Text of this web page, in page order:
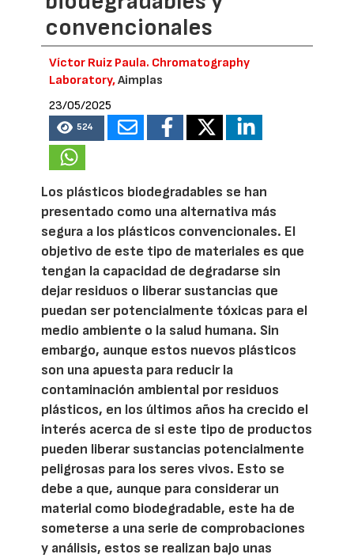
convencionales
Víctor Ruiz Paula. Chromatography
Laboratory,Aimplas
23/05/2025
524
Los plásticos biodegradables se han
presentado como una alternativa más
segura a los plásticos convencionales. El
objetivo de este tipo de materiales es que
tengan la capacidad de degradarse sin
dejar residuos o liberar sustancias que
puedan ser potencialmente tóxicas para el
medio ambiente o la salud humana. Sin
embargo, aunque estos nuevos plásticos
son una apuesta para reducir la
contaminación ambiental por residuos
plásticos, en los últimos años ha crecido el
interés acerca de si este tipo de productos
pueden liberar sustancias potencialmente
peligrosas para los seres vivos. Esto se
debe a que, aunque para considerar un
material como biodegradable, este ha de
someterse a una serie de comprobaciones
y análisis, estos se realizan bajo unas